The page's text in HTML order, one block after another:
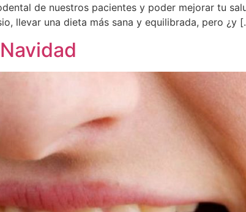
de nuestros pacientes y poder mejorar tu
llevar una dieta más sana y equilibrada, pero ¿y